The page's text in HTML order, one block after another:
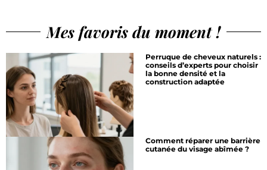
Mes favoris du moment !
Perruque de cheveux naturels :
conseils d’experts pour choisir
la bonne densité et la
construction adaptée
Comment réparer une barrière
cutanée du visage abîmée ?